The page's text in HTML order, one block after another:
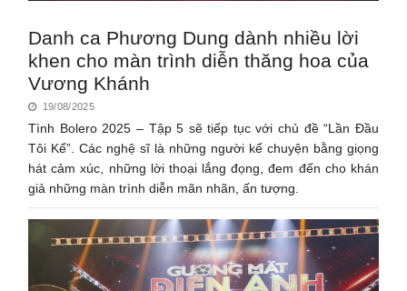
Danh ca Phương Dung dành nhiều lời
khen cho màn trình diễn thăng hoa của
Vương Khánh
19/08/2025
Tình Bolero 2025 – Tập 5 sẽ tiếp tục với chủ đề “Lần Đầu
Tôi Kể”. Các nghệ sĩ là những người kể chuyện bằng giọng
hát cảm xúc, những lời thoại lắng đọng, đem đến cho khán
giả những màn trình diễn mãn nhãn, ấn tượng.